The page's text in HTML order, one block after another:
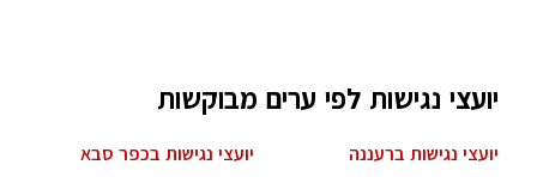
יועצי נגישות לפי ערים מבוקשות
יועצי נגישות ברעננה
יועצי נגישות בכפר סבא